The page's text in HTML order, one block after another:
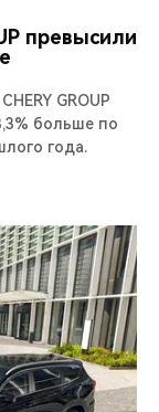
превысили
GROUP
больше по
года.